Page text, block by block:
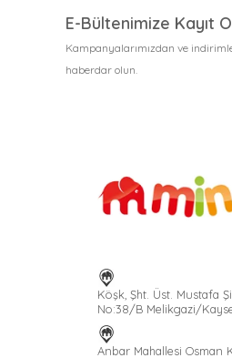
E-Bültenimize Kayıt
Kampanyalarımızdan ve
haberdar olun.
Köşk, Şht. Üst. Mustafa
No:38/B Melikgazi/
Anbar Mahallesi Osman